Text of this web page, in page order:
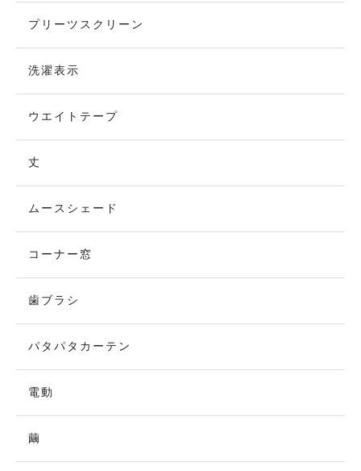
プリーツスクリーン
洗濯表示
ウエイトテープ
丈
ムースシェード
コーナー窓
歯ブラシ
パタパタカーテン
電動
繭